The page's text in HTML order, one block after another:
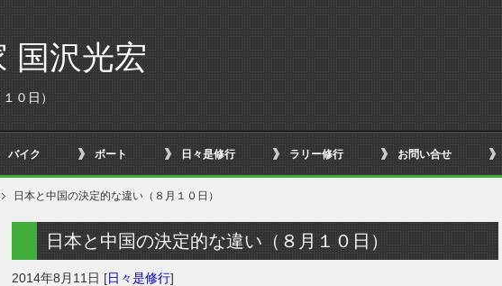
国沢光宏
０日）
バイク ボート 日々是修行 ラリー修行 お問い合せ
日本と中国の決定的な違い（８月１０日）
日本と中国の決定的な違い（８月１０日）
2014年8月11日 [日々是修行]